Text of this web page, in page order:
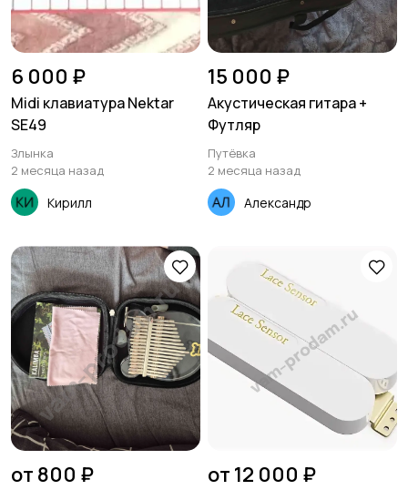
6 000 ₽
Midi клавиатура Nektar
SE49
Злынка
2 месяца назад
Кирилл
15 000 ₽
Акустическая гитара +
Футляр
Путёвка
2 месяца назад
Александр
от 800 ₽ от 12 000 ₽